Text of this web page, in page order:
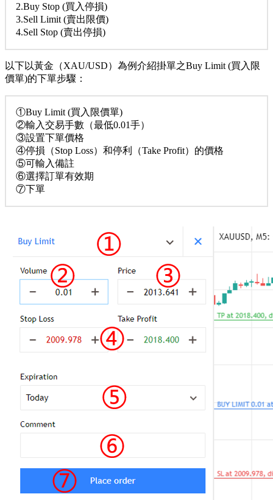
2.Buy Stop (買入停損)
3.Sell Limit (賣出限價)
4.Sell Stop (賣出停損)
以下以黃金（XAU/USD）為例介紹掛單之Buy Limit (買入限
價單)的下單步驟：
①Buy Limit (買入限價單)
②輸入交易手數（最低0.01手）
③設置下單價格
④停損（Stop Loss）和停利（Take Profit）的價格
⑤可輸入備註
⑥選擇訂單有效期
⑦下單